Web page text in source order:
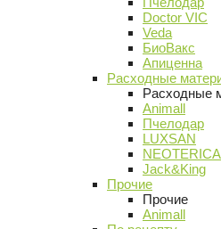
Doctor VIC
Veda
БиоВакс
Апиценна
Расходные
Расходные
Animall
Пчелодар
LUXSAN
Jack&King
Прочие
Прочие
Animall